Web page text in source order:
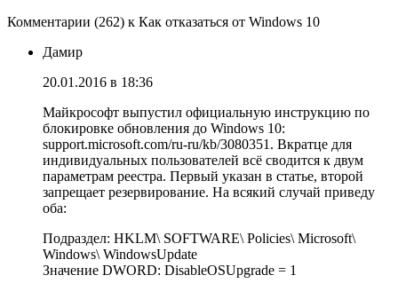
Комментарии (262) к Как отказаться от Windows 10
Дамир
20.01.2016 в 18:36
Майкрософт выпустил официальную инструкцию по
блокировке обновления до Windows 10:
support.microsoft.com/ru-ru/kb/3080351. Вкратце для
индивидуальных пользователей всё сводится к двум
параметрам реестра. Первый указан в статье, второй
запрещает резервирование. На всякий случай приведу
оба:
Подраздел: HKLM\ SOFTWARE\ Policies\ Microsoft\
Windows\ WindowsUpdate
Значение DWORD: DisableOSUpgrade = 1